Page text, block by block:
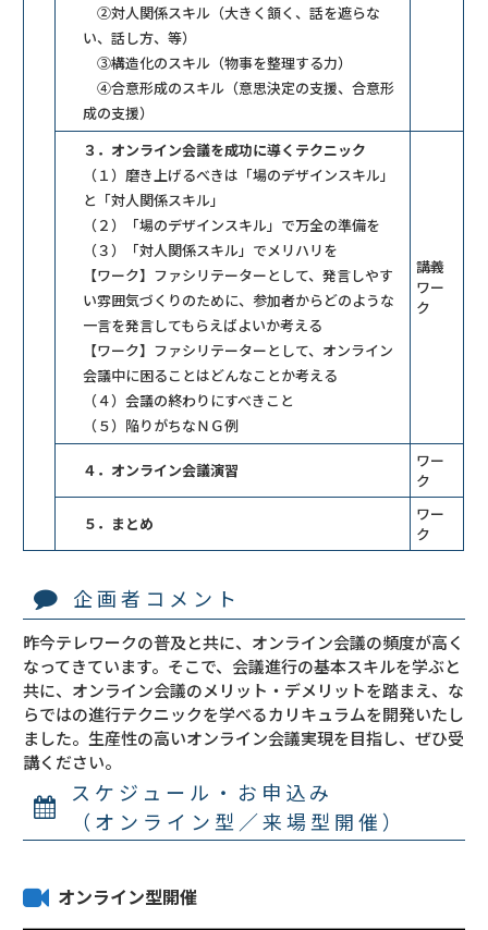
②対人関係スキル（大きく頷く、話を遮らな
い、話し方、等）
③構造化のスキル（物事を整理する力）
④合意形成のスキル（意思決定の支援、合意形
成の支援）
３．オンライン会議を成功に導くテクニック
（１）磨き上げるべきは「場のデザインスキル」
と「対人関係スキル」
（２）「場のデザインスキル」で万全の準備を
（３）「対人関係スキル」でメリハリを
【ワーク】ファシリテーターとして、発言しやす
い雰囲気づくりのために、参加者からどのような
一言を発言してもらえばよいか考える
【ワーク】ファシリテーターとして、オンライン
会議中に困ることはどんなことか考える
（４）会議の終わりにすべきこと
（５）陥りがちなＮＧ例
講義
ワー
ク
４．オンライン会議演習
ワー
ク
５．まとめ
ワー
ク
企画者コメント
昨今テレワークの普及と共に、オンライン会議の頻度が高く
なってきています。そこで、会議進行の基本スキルを学ぶと
共に、オンライン会議のメリット・デメリットを踏まえ、な
らではの進行テクニックを学べるカリキュラムを開発いたし
ました。生産性の高いオンライン会議実現を目指し、ぜひ受
講ください。
スケジュール・お申込み
（オンライン型／来場型開催）
オンライン型開催